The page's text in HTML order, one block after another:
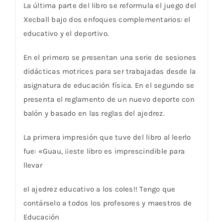
La última parte del libro se reformula el juego del
Xecball bajo dos enfoques complementarios: el
educativo y el deportivo.
En el primero se presentan una serie de sesiones
didácticas motrices para ser trabajadas desde la
asignatura de educación física. En el segundo se
presenta el reglamento de un nuevo deporte con
balón y basado en las reglas del ajedrez.
La primera impresión que tuve del libro al leerlo
fue: «Guau, ¡¡este libro es imprescindible para
llevar
el ajedrez educativo a los coles!! Tengo que
contárselo a todos los profesores y maestros de
Educación